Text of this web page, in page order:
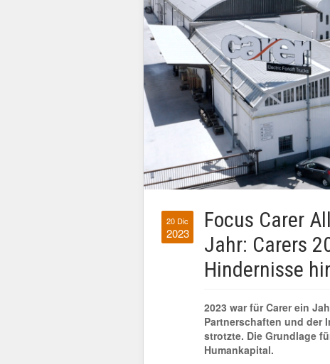
20 Dic
2023
Focus Carer
Jahr: Carers
Hindernisse
2023 war für Carer ein
Partnerschaften und der
strotzte. Die Grundlage
Humankapital.